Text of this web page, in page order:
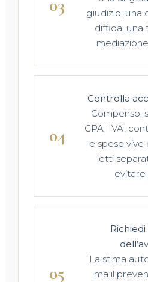
giudizio, una
diffida, una
Controlla
Compenso,
CPA, IVA,
e spese vive
letti
evitare
La stima
ma il